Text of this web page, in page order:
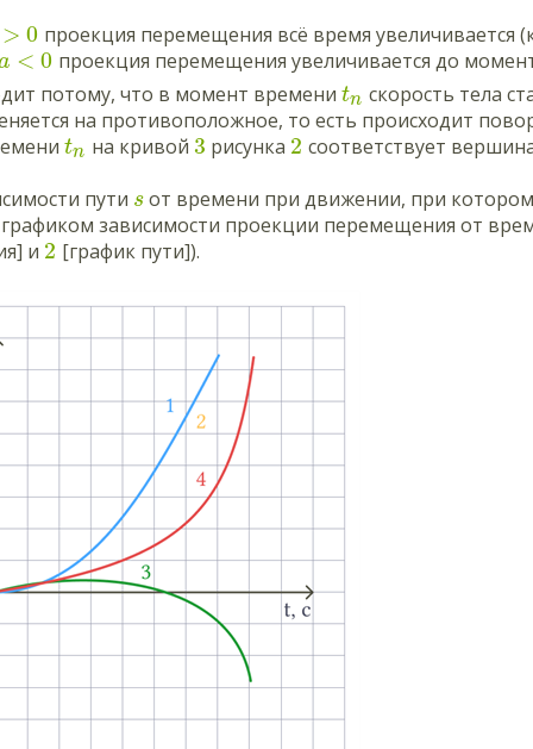
> 0 проекция перемещения всё время увеличивается
< 0 проекция перемещения увеличивается до
потому, что в момент времени tn скорость тела
на противоположное, то есть происходит
tn на кривой 3 рисунка 2 соответствует
пути sот времени при движении, при котором
графиком зависимости проекции перемещения от
и 2 [график пути]).